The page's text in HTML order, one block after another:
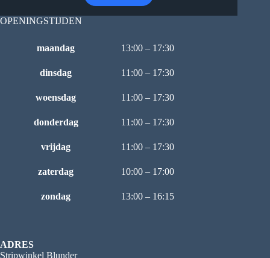
OPENINGSTIJDEN
maandag 13:00 – 17:30
dinsdag 11:00 – 17:30
woensdag 11:00 – 17:30
donderdag 11:00 – 17:30
vrijdag 11:00 – 17:30
zaterdag 10:00 – 17:00
zondag 13:00 – 16:15
ADRES
Stripwinkel Blunder